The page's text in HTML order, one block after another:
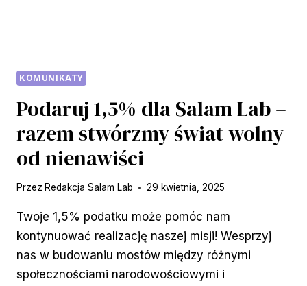
KOMUNIKATY
Podaruj 1,5% dla Salam Lab –
razem stwórzmy świat wolny
od nienawiści
Przez Redakcja Salam Lab 29 kwietnia, 2025
Twoje 1,5% podatku może pomóc nam
kontynuować realizację naszej misji! Wesprzyj
nas w budowaniu mostów między różnymi
społecznościami narodowościowymi i